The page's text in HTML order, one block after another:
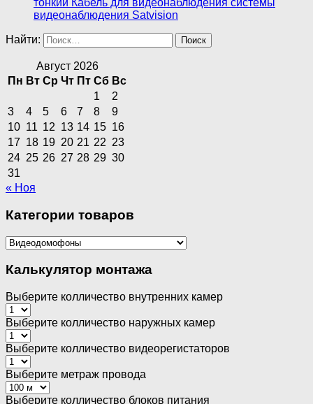
тонкий Кабель для видеонаблюдения cистемы
видеонаблюдения Satvision
Найти:
Август 2026
Пн Вт Ср Чт Пт Сб Вс
1
2
3
4 5 6 7 8
9
10 11 12 13 14 15 16
17 18 19 20 21 22 23
24 25 26 27 28 29 30
31
« Ноя
Категории товаров
Калькулятор монтажа
Выберите колличество внутренних камер
Выберите колличество наружных камер
Выберите колличество видеорегистаторов
Выберите метраж провода
Выберите колличество блоков питания